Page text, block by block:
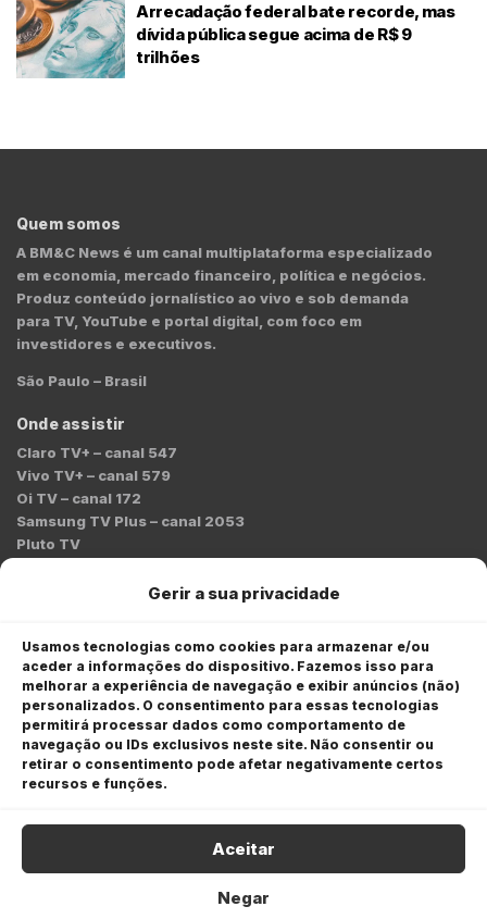
Gerir a sua privacidade
Usamos tecnologias como cookies para armazenar e/ou
aceder a informações do dispositivo. Fazemos isso para
melhorar a experiência de navegação e exibir anúncios (não)
personalizados. O consentimento para essas tecnologias
permitirá processar dados como comportamento de
navegação ou IDs exclusivos neste site. Não consentir ou
retirar o consentimento pode afetar negativamente certos
recursos e funções.
Aceitar
Negar
Arrecadação federal bate recorde, mas
dívida pública segue acima de R$ 9
trilhões
Quem somos
A BM&C News é um canal multiplataforma especializado
em economia, mercado financeiro, política e negócios.
Produz conteúdo jornalístico ao vivo e sob demanda
para TV, YouTube e portal digital, com foco em
investidores e executivos.
São Paulo – Brasil
Onde assistir
Claro TV+ – canal 547
Vivo TV+ – canal 579
Oi TV – canal 172
Samsung TV Plus – canal 2053
Pluto TV
redacao@bmcnews.com.br
Comercial:
comercial@bmcnews.com.br
Anuncie na BM&C News
A BM&C News conecta marcas a milhões de investidores
através de TV, YouTube e plataformas digitais.